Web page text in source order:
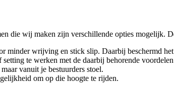
die wij maken zijn verschillende opties mogelijk.
minder wrijving en stick slip. Daarbij beschermd
te werken met de daarbij behorende
vanuit je bestuurders stoel.
om op die hoogte te rijden.